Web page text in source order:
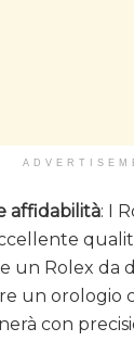
affidabilità: I
un Rolex da
un orologio
con